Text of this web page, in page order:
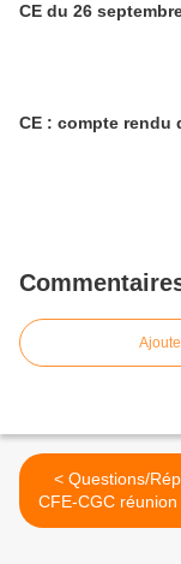
CE du 26
CE : compte rendu
< Questions/Réponses
CFE-CGC réunion
mars 2013